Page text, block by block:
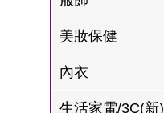
美妝保健
內衣
生活家電/3C(新)